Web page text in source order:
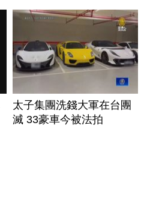
太子集團洗錢大軍在台團
滅 33豪車今被法拍